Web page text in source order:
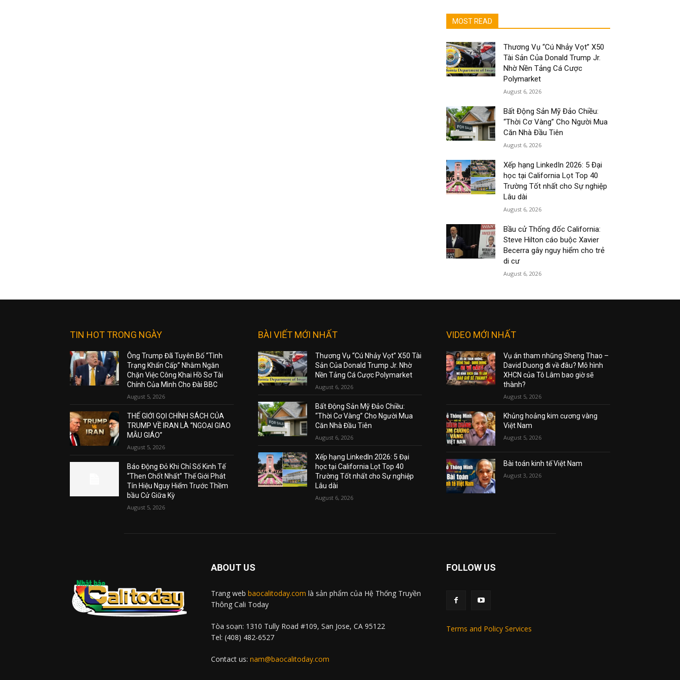
MOST READ
Thương Vụ “Cú Nhảy Vọt” X50
Tài Sản Của Donald Trump Jr.
Nhờ Nền Tảng Cá Cược
Polymarket
August 6, 2026
Bất Động Sản Mỹ Đảo Chiều:
“Thời Cơ Vàng” Cho Người Mua
Căn Nhà Đầu Tiên
August 6, 2026
Xếp hạng LinkedIn 2026: 5 Đại
học tại California Lọt Top 40
Trường Tốt nhất cho Sự nghiệp
Lâu dài
August 6, 2026
Bầu cử Thống đốc California:
Steve Hilton cáo buộc Xavier
Becerra gây nguy hiểm cho trẻ
di cư
August 6, 2026
TIN HOT TRONG NGÀY
Ông Trump Đã Tuyên Bố “Tình
Trạng Khẩn Cấp” Nhằm Ngăn
Chặn Việc Công Khai Hồ Sơ Tài
Chính Của Mình Cho Đài BBC
August 5, 2026
THẾ GIỚI GỌI CHÍNH SÁCH CỦA
TRUMP VỀ IRAN LÀ “NGOẠI GIAO
MẪU GIÁO”
August 5, 2026
Báo Động Đỏ Khi Chỉ Số Kinh Tế
“Then Chốt Nhất” Thế Giới Phát
Tín Hiệu Nguy Hiểm Trước Thềm
bầu Cử Giữa Kỳ
August 5, 2026
BÀI VIẾT MỚI NHẤT
Thương Vụ “Cú Nhảy Vọt” X50 Tài
Sản Của Donald Trump Jr. Nhờ
Nền Tảng Cá Cược Polymarket
August 6, 2026
Bất Động Sản Mỹ Đảo Chiều:
“Thời Cơ Vàng” Cho Người Mua
Căn Nhà Đầu Tiên
August 6, 2026
Xếp hạng LinkedIn 2026: 5 Đại
học tại California Lọt Top 40
Trường Tốt nhất cho Sự nghiệp
Lâu dài
August 6, 2026
VIDEO MỚI NHẤT
Vụ án tham nhũng Sheng Thao –
David Duong đi về đâu? Mô hình
XHCN của Tô Lâm bao giờ sẽ
thành?
August 5, 2026
Khủng hoảng kim cương vàng
Việt Nam
August 5, 2026
Bài toán kinh tế Việt Nam
August 3, 2026
ABOUT US
Trang web baocalitoday.com là sản phẩm của Hệ Thống Truyền
Thông Cali Today
Tòa soạn: 1310 Tully Road #109, San Jose, CA 95122
Tel: (408) 482-6527
Contact us: nam@baocalitoday.com
FOLLOW US
Terms and Policy Services